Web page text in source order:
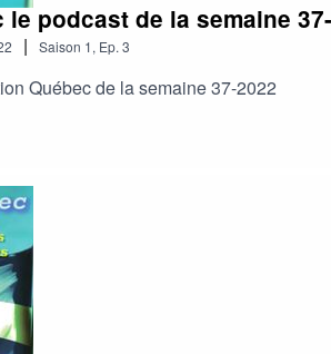
podcast de la semaine
| Saison 1, Ep. 3
Québec de la semaine 37-2022